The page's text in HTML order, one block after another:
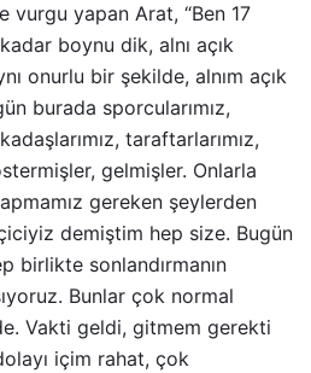
vurgu yapan Arat, “Ben 17
boynu dik, alnı açık
onurlu bir şekilde, alnım açık
burada sporcularımız,
taraftarlarımız,
gelmişler. Onlarla
gereken şeylerden
demiştim hep size. Bugün
birlikte sonlandırmanın
Bunlar çok normal
Vakti geldi, gitmem gerekti
içim rahat, çok